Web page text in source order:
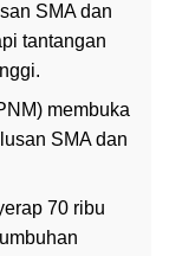
SMA dan
tantangan
membuka
SMA dan
70 ribu